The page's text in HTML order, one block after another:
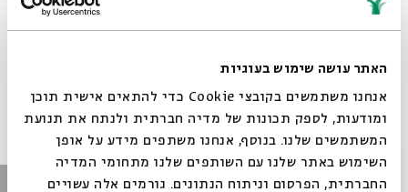
האתר עושה שימוש בעוגיות
אנחנו משתמשים בקובצי Cookie כדי להתאים אישית תוכן
ומודעות, לספק תכונות של מדיה חברתית ולנתח את תנועת
המשתמשים שלנו. בנוסף, אנחנו משתפים מידע על אופן
השימוש באתר שלנו עם השותפים שלנו מתחומי המדיה
החברתית, הפרסום וניתוח הנתונים. גורמים אלה עשויים
תגיות: מוסיקה 19
פרקים נוספים בסדרה
סגור